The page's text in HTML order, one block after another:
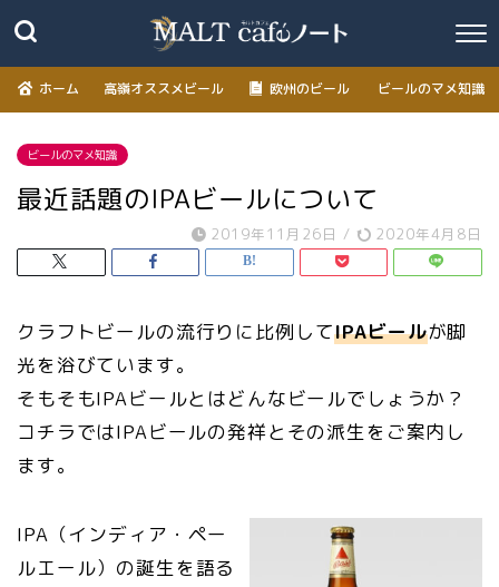
ホーム 高嶺オススメビール 欧州のビール ビールのマメ知識
ビールのマメ知識
最近話題のIPAビールについて
2019年11月26日 / 2020年4月8日
クラフトビールの流行りに比例してIPAビールが脚
光を浴びています。
そもそもIPAビールとはどんなビールでしょうか？
コチラではIPAビールの発祥とその派生をご案内し
ます。
IPA（インディア・ペー
ルエール）の誕生を語る